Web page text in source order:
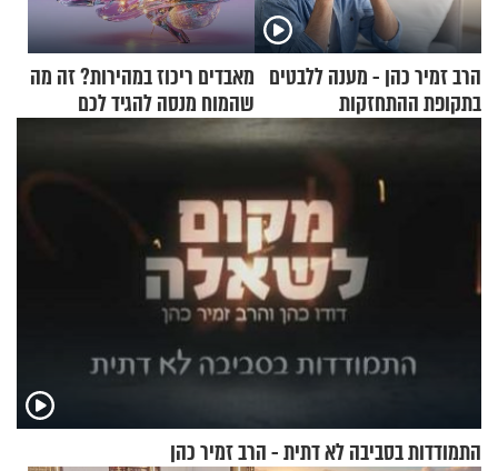
הרב זמיר כהן - מענה ללבטים
בתקופת ההתחזקות
מאבדים ריכוז במהירות? זה מה
שהמוח מנסה להגיד לכם
התמודדות בסביבה לא דתית - הרב זמיר כהן